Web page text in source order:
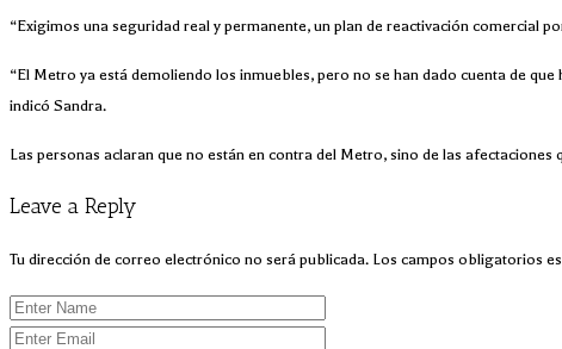
“Exigimos una seguridad real y permanente, un plan de reactivación comercial
“El Metro ya está demoliendo los inmuebles, pero no se han dado cuenta de
indicó Sandra.
Las personas aclaran que no están en contra del Metro, sino de las
Leave a Reply
Tu dirección de correo electrónico no será publicada. Los campos obligatorios